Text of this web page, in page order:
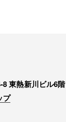
東熱新川ビル6階
プ